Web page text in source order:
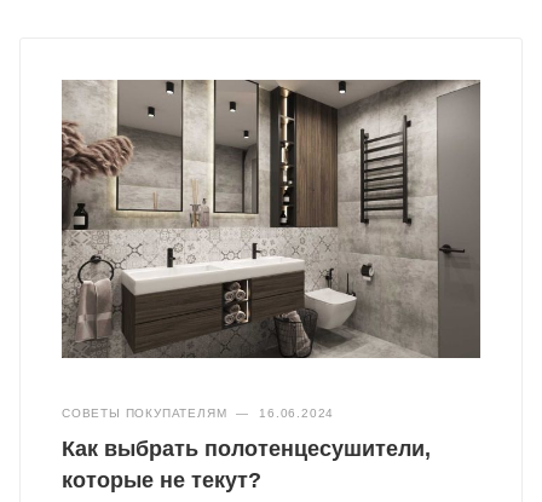
СОВЕТЫ ПОКУПАТЕЛЯМ — 16.06.2024
Как выбрать полотенцесушители,
которые не текут?